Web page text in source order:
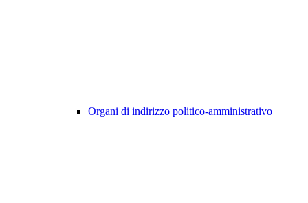
Organi di indirizzo politico-amministrativo